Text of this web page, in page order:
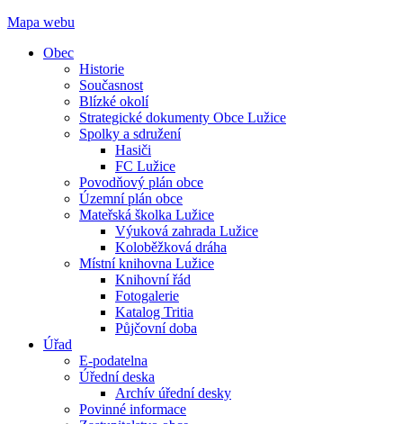
Mapa webu
Obec
Historie
Současnost
Blízké okolí
Strategické dokumenty Obce Lužice
Spolky a sdružení
Hasiči
FC Lužice
Povodňový plán obce
Územní plán obce
Mateřská školka Lužice
Výuková zahrada Lužice
Koloběžková dráha
Místní knihovna Lužice
Knihovní řád
Fotogalerie
Katalog Tritia
Půjčovní doba
Úřad
E-podatelna
Úřední deska
Archív úřední desky
Povinné informace